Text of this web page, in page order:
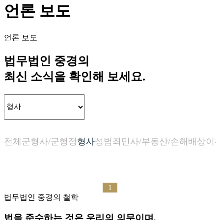
언론 보도
언론 보도
법무법인 중경의
최신 소식을 확인해 보세요.
전체 군형사/군행정 형사성범죄 민사/부동산/손해배상이
1
법무법인 중경의 철학